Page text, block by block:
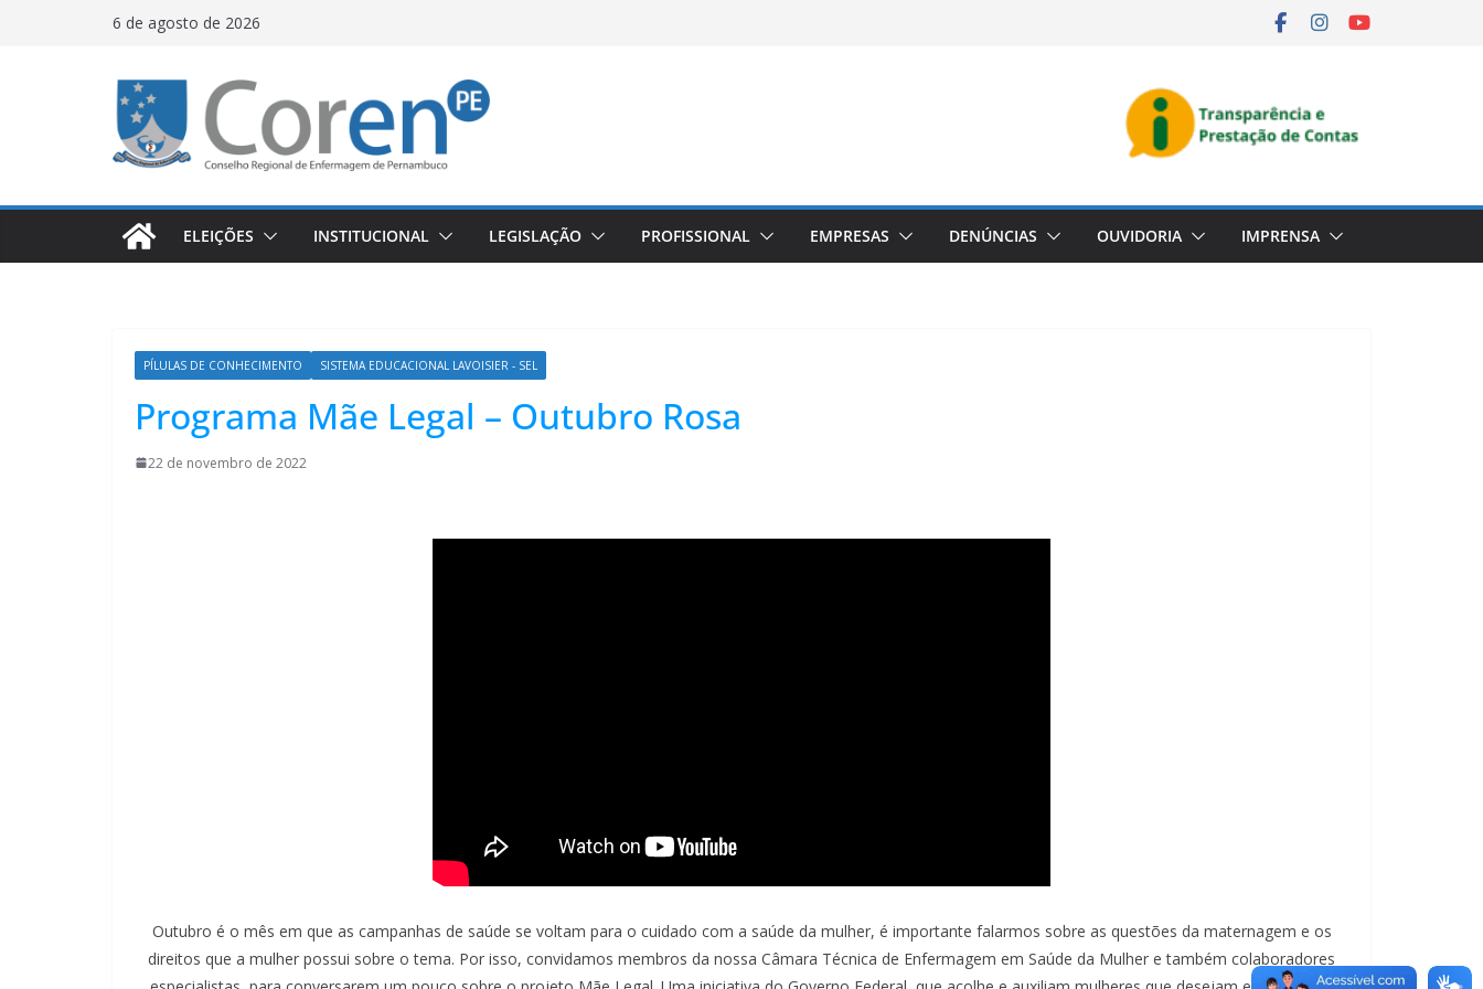
6 de agosto de 2026
ELEIÇÕES INSTITUCIONAL LEGISLAÇÃO PROFISSIONAL EMPRESAS DENÚNCIAS OUVIDORIA IMPRENSA
PÍLULAS DE CONHECIMENTO SISTEMA EDUCACIONAL LAVOISIER - SEL
Programa Mãe Legal – Outubro Rosa
22 de novembro de 2022
Outubro é o mês em que as campanhas de saúde se voltam para o cuidado com a saúde da mulher, é importante falarmos sobre as questões da maternagem e os
direitos que a mulher possui sobre o tema. Por isso, convidamos membros da nossa Câmara Técnica de Enfermagem em Saúde da Mulher e também colaboradores